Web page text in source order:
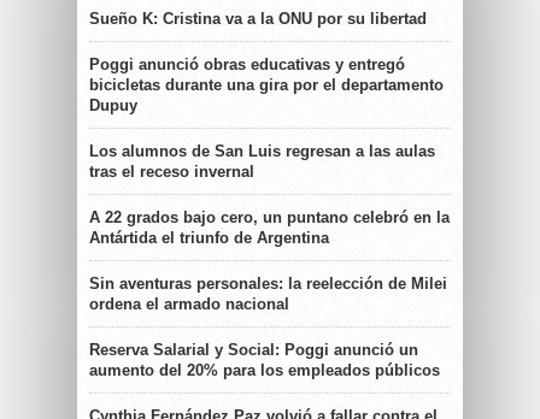
Sueño K: Cristina va a la ONU por su libertad
Poggi anunció obras educativas y entregó
bicicletas durante una gira por el departamento
Dupuy
Los alumnos de San Luis regresan a las aulas
tras el receso invernal
A 22 grados bajo cero, un puntano celebró en la
Antártida el triunfo de Argentina
Sin aventuras personales: la reelección de Milei
ordena el armado nacional
Reserva Salarial y Social: Poggi anunció un
aumento del 20% para los empleados públicos